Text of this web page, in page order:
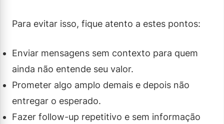
Para evitar isso, fique atento a estes pontos:
Enviar mensagens sem contexto para quem
ainda não entende seu valor.
Prometer algo amplo demais e depois não
entregar o esperado.
Fazer follow-up repetitivo e sem informação